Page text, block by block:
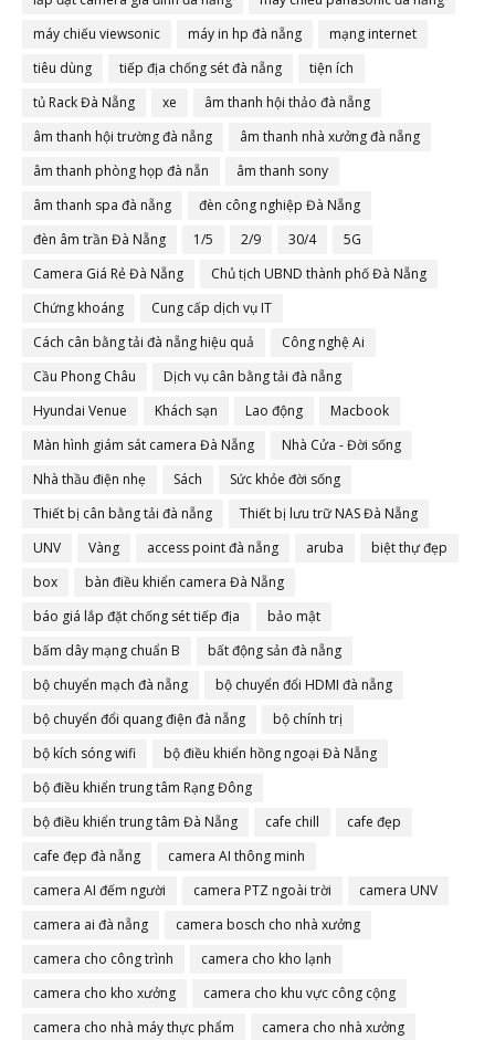
máy chiếu viewsonic
máy in hp đà nẵng
mạng internet
tiêu dùng
tiếp địa chống sét đà nẵng
tiện ích
tủ Rack Đà Nẵng
xe
âm thanh hội thảo đà nẵng
âm thanh hội trường đà nẵng
âm thanh nhà xưởng đà nẵng
âm thanh phòng họp đà nẵn
âm thanh sony
âm thanh spa đà nẵng
đèn công nghiệp Đà Nẵng
đèn âm trần Đà Nẵng
1/5 2/9 30/4
5G
Camera Giá Rẻ Đà Nẵng
Chủ tịch UBND thành phố Đà Nẵng
Chứng khoáng
Cung cấp dịch vụ IT
Cách cân bằng tải đà nẵng hiệu quả
Công nghệ Ai
Cầu Phong Châu
Dịch vụ cân bằng tải đà nẵng
Hyundai Venue
Khách sạn Lao động
Macbook
Màn hình giám sát camera Đà Nẵng
Nhà Cửa - Đời sống
Nhà thầu điện nhẹ
Sách
Sức khỏe đời sống
Thiết bị cân bằng tải đà nẵng
Thiết bị lưu trữ NAS Đà Nẵng
UNV
Vàng access point đà nẵng aruba
biệt thự đẹp
box
bàn điều khiển camera Đà Nẵng
báo giá lắp đặt chống sét tiếp địa
bảo mật
bấm dây mạng chuẩn B
bất động sản đà nẵng
bộ chuyển mạch đà nẵng
bộ chuyển đổi HDMI đà nẵng
bộ chuyển đổi quang điện đà nẵng
bộ chính trị
bộ kích sóng wifi
bộ điều khiển hồng ngoại Đà Nẵng
bộ điều khiển trung tâm Rạng Đông
bộ điều khiển trung tâm Đà Nẵng
cafe chill
cafe đẹp
cafe đẹp đà nẵng
camera AI thông minh
camera AI đếm người
camera PTZ ngoài trời
camera UNV
camera ai đà nẵng
camera bosch cho nhà xưởng
camera cho công trình
camera cho kho lạnh
camera cho kho xưởng
camera cho khu vực công cộng
camera cho nhà máy thực phẩm
camera cho nhà xưởng